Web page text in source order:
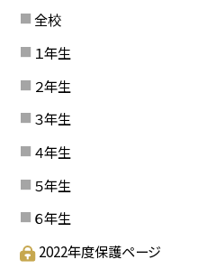
全校
１年生
２年生
３年生
４年生
５年生
６年生
2022年度保護ページ